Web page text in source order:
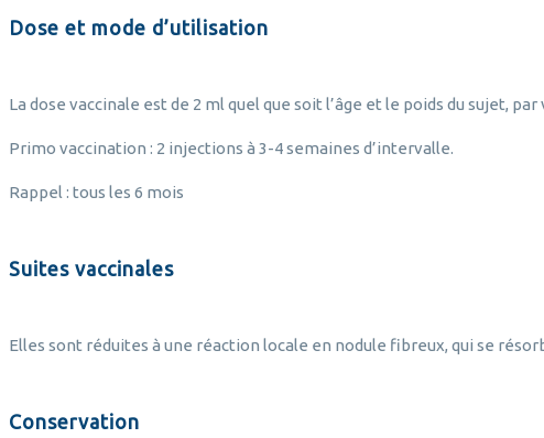
Dose et mode d’utilisation
La dose vaccinale est de 2 ml quel que soit l’âge et le poids du sujet,
Primo vaccination : 2 injections à 3-4 semaines d’intervalle.
Rappel : tous les 6 mois
Suites vaccinales
Elles sont réduites à une réaction locale en nodule fibreux, qui se
Conservation